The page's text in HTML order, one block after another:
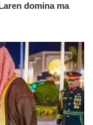
domina ma